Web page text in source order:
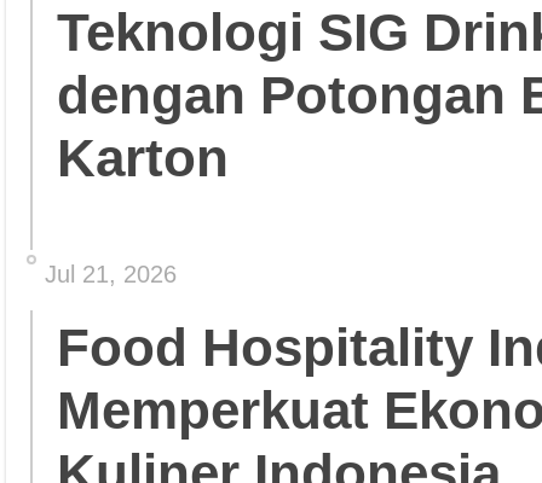
Teknologi SIG
dengan Potongan
Karton
Jul 21, 2026
Food Hospitality
Memperkuat